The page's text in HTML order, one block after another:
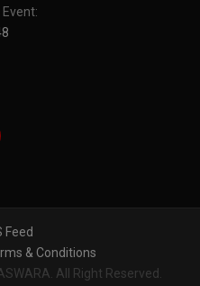
Feed
& Conditions
All Right Reserved.